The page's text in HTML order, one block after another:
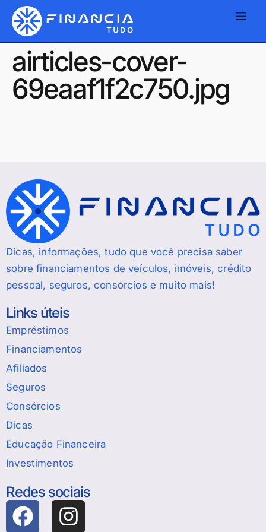
airticles-cover-
69eaaf1f2c750.jpg
Dicas, informações, tudo que você precisa saber
sobre financiamentos de veículos, imóveis, crédito
pessoal, seguros, consórcios e muito mais!
Links úteis
Empréstimos
Financiamentos
Afiliados
Seguros
Consórcios
Dicas
Educação Financeira
Investimentos
Redes sociais